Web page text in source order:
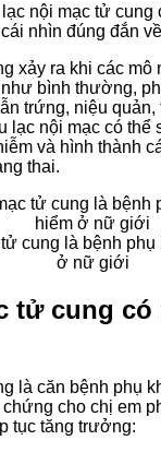
nội mạc tử
nhìn đúng đắn
xảy ra khi các mô
bình thường,
trứng, niệu
lạc nội mạc có thể
và hình thành
thai.
cung là bệnh
ở nữ giới
tử cung có
là căn bệnh phụ
cho chị em
tục tăng trưởng: